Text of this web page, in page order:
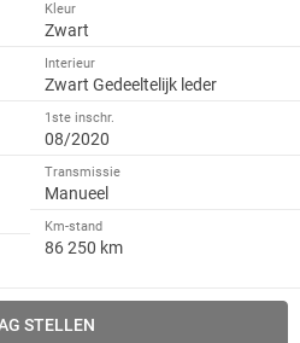
Kleur
Zwart
Interieur
Zwart Gedeeltelijk leder
1ste inschr.
08/2020
Transmissie
Manueel
Km-stand
86 250 km
STELLEN